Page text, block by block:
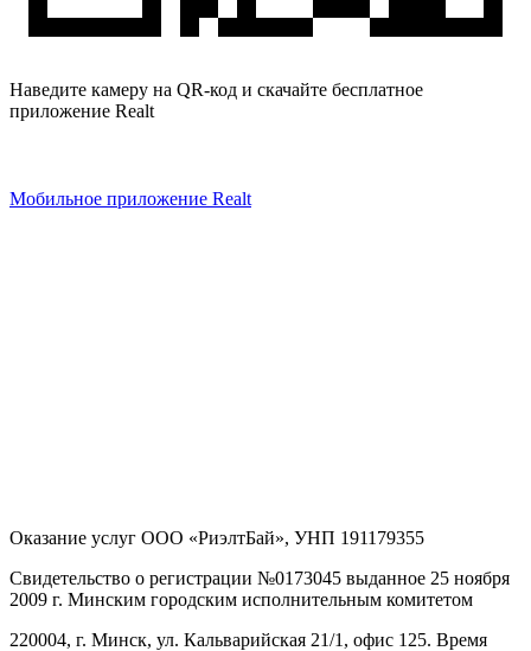
Наведите камеру на QR-код и скачайте бесплатное
приложение Realt
Мобильное приложение Realt
Оказание услуг ООО «РиэлтБай», УНП 191179355
Свидетельство о регистрации №0173045 выданное 25 ноября
2009 г. Минским городским исполнительным комитетом
220004, г. Минск, ул. Кальварийская 21/1, офис 125. Время